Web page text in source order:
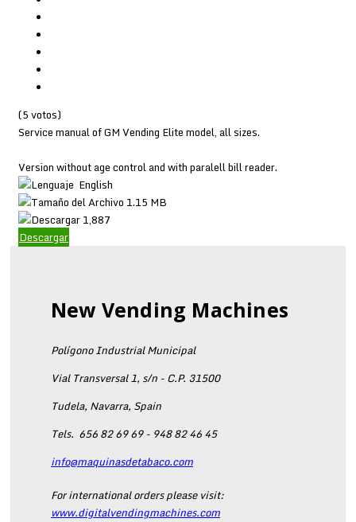
(5 votos)
Service manual of GM Vending Elite model, all sizes.
Version without age control and with paralell bill reader.
English
1.15 MB
1,887
Descargar
New Vending Machines
Polígono Industrial Municipal
Vial Transversal 1, s/n - C.P. 31500
Tudela, Navarra, Spain
Tels. 656 82 69 69 - 948 82 46 45
info@maquinasdetabaco.com
For international orders please visit:
www.digitalvendingmachines.com